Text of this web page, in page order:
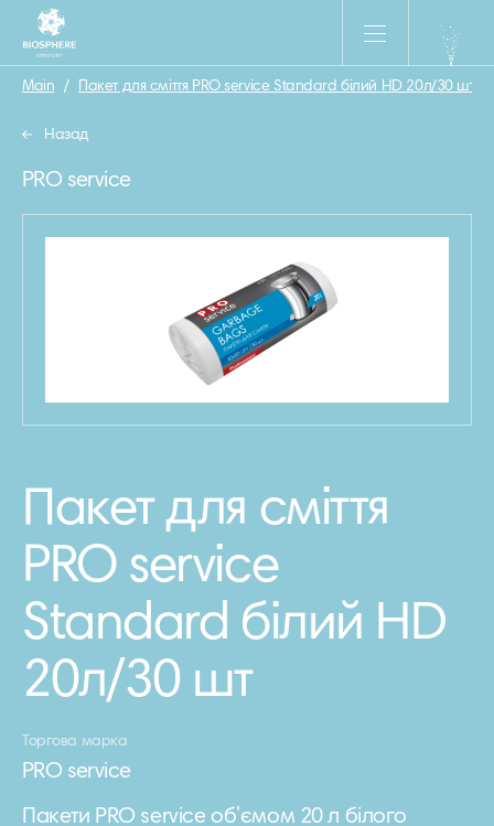
Main / Пакет для сміття PRO service Standard білий HD 20л/30 шт
Назад
PRO service
Пакет для сміття
PRO service
Standard білий HD
20л/30 шт
Торгова марка
PRO service
Пакети PRO service об'ємом 20 л білого